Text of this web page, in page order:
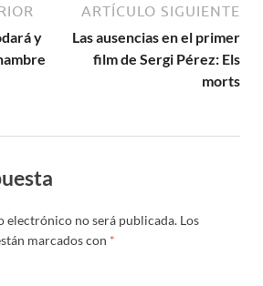
y
ARTÍCULO SIGUIENTE
Las ausencias en el primer
film de Sergi Pérez: Els
morts
electrónico no será publicada. Los
marcados con *